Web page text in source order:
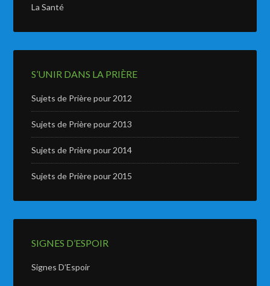
La Santé
S’UNIR DANS LA PRIÈRE
Sujets de Prière pour 2012
Sujets de Prière pour 2013
Sujets de Prière pour 2014
Sujets de Prière pour 2015
SIGNES D’ESPOIR
Signes D’Espoir